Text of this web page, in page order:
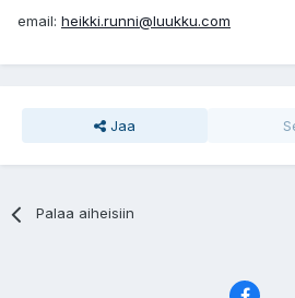
email: heikki.runni@luukku.com
Jaa
Palaa aiheisiin